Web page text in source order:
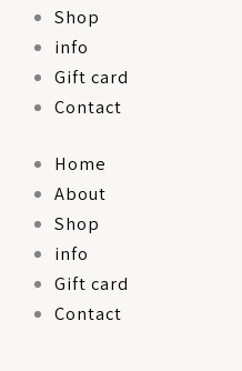
Shop
info
Gift card
Contact
Home
About
Shop
info
Gift card
Contact